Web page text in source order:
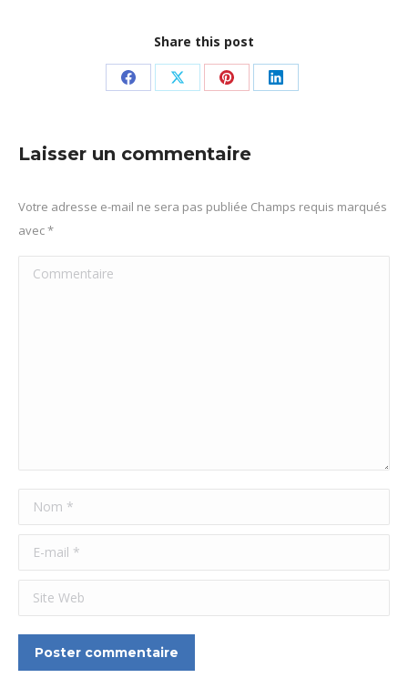
Share this post
PartagerPartagerPartager
Pinterest
Partager
Laisser un commentaire
Votre adresse e-mail ne sera pas publiée Champs requis marqués
avec*
Commentaire
Nom *
E-mail *
Site Web
Poster commentaire